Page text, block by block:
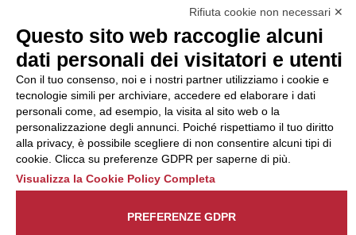
del Codice di Condotta, è
possibile presentare un
reclamo
all’Organismo di
Monitoraggio utilizzando
una delle modalità
descritte al seguente
indirizzo web
https://odm-
agenzielavoro.it/reclami/ .
Rifiuta cookie non necessari ✕
Questo sito web raccoglie alcuni
dati personali dei visitatori e utenti
Con il tuo consenso, noi e i nostri partner utilizziamo i cookie e
tecnologie simili per archiviare, accedere ed elaborare i dati
personali come, ad esempio, la visita al sito web o la
personalizzazione degli annunci. Poiché rispettiamo il tuo diritto
alla privacy, è possibile scegliere di non consentire alcuni tipi di
cookie. Clicca su preferenze GDPR per saperne di più.
Visualizza la Cookie Policy Completa
PREFERENZE GDPR